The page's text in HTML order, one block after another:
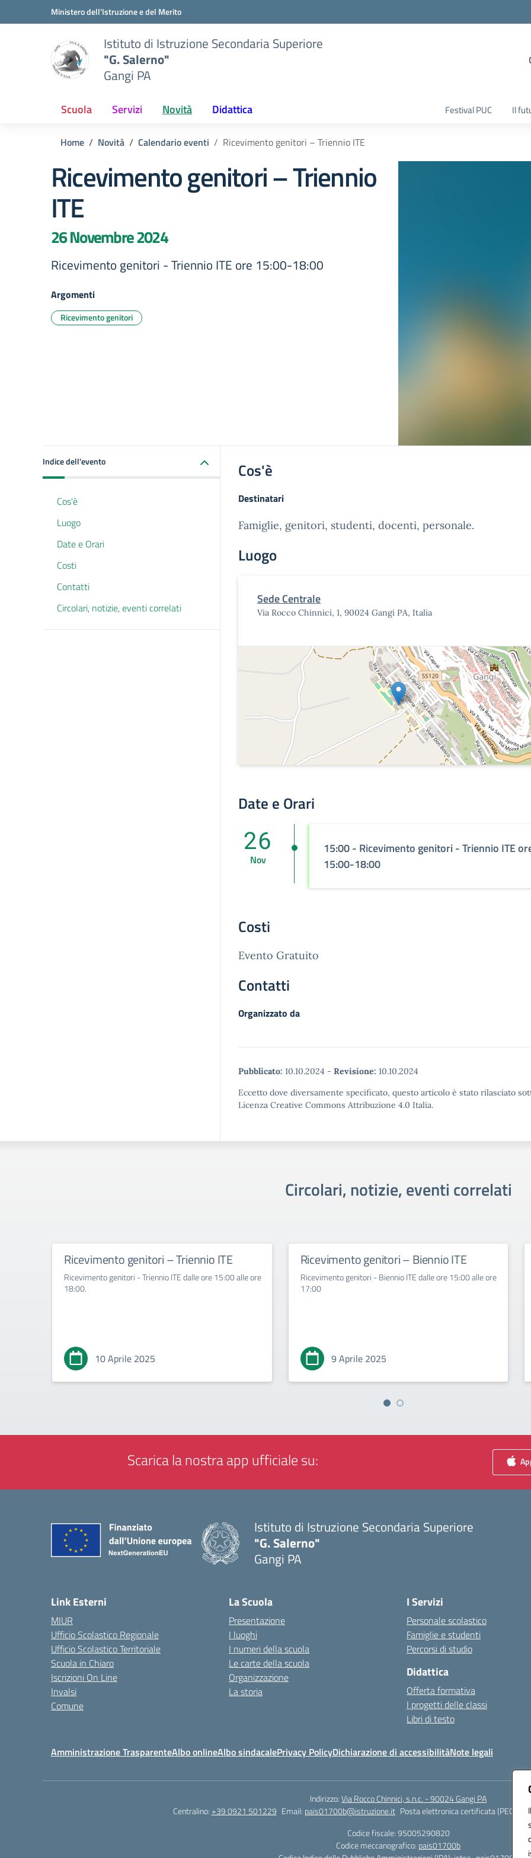
Vai ai contenuti
Vai al menu di navigazioneMinistero dell'Istruzione e del Merito
Istituto di Istruzione Secondaria Superiore
"G. Salerno"
Gangi PA
Scuola Servizi Novità Didattica Festival PUC Il
Home Novità Calendario eventi Ricevimento genitori – Triennio ITE
Ricevimento genitori – Triennio
ITE
26 Novembre 2024
Ricevimento genitori - Triennio ITE ore 15:00-18:00
Argomenti
Ricevimento genitori
Indice dell'evento
Cos'è
Luogo
Date e Orari
Costi
Contatti
Circolari, notizie, eventi correlati
Cos'è
Destinatari
Famiglie, genitori, studenti, docenti, personale.
Luogo
Sede Centrale
Via Rocco Chinnici, 1, 90024 Gangi PA, Italia
Date e Orari
26
Nov
15:00- Ricevimento genitori - Triennio ITE
15:00-18:00
Costi
Evento Gratuito
Contatti
Organizzato da
Pubblicato: 10.10.2024 - Revisione: 10.10.2024
Eccetto dove diversamente specificato, questo articolo è stato rilasciato
Licenza Creative Commons Attribuzione 4.0 Italia.
Circolari, notizie, eventi correlati
Ricevimento genitori – Triennio ITE
Ricevimento genitori - Triennio ITE dalle ore 15:00 alle ore
18:00.
10 Aprile 2025
Ricevimento genitori – Biennio ITE
Ricevimento genitori - Biennio ITE dalle ore 15:00 alle ore
17:00
9 Aprile 2025
Scarica la nostra app ufficiale su:
Istituto di Istruzione Secondaria Superiore
"G. Salerno"
Gangi PA
Link Esterni
MIUR
Ufficio Scolastico Regionale
Ufficio Scolastico Territoriale
Scuola in Chiaro
Iscrizioni On Line
Invalsi
Comune
La Scuola
Presentazione
I luoghi
I numeri della scuola
Le carte della scuola
Organizzazione
La storia
I Servizi
Personale scolastico
Famiglie e studenti
Percorsi di studio
Didattica
Offerta formativa
I progetti delle classi
Libri di testo
Amministrazione TrasparenteAlbo onlineAlbo sindacalePrivacy PolicyDichiarazione di accessibilitàNote legali
Indirizzo:Via Rocco Chinnici, s.n.c. - 90024 Gangi PA
Centralino:+39 0921 501229 Email: pais01700b@istruzione.it Posta elettronica certificata (PEC):
Codice fiscale: 95005290820
Codice meccanografico: pais01700b